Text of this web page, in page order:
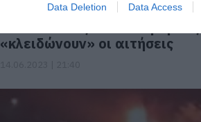
Data Deletion Data Access
«Εξοικονομώ»: Έτσι θα
«κλειδώνουν» οι αιτήσεις